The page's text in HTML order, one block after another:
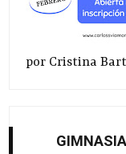
por Cristina